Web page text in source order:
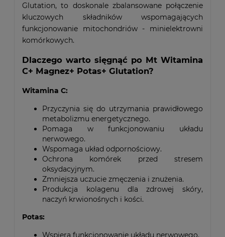
Glutation, to doskonale zbalansowane połączenie
kluczowych składników wspomagających
funkcjonowanie mitochondriów - minielektrowni
komórkowych.
Dlaczego warto sięgnąć po Mt Witamina
C+ Magnez+ Potas+ Glutation?
Witamina C:
Przyczynia się do utrzymania prawidłowego
metabolizmu energetycznego.
Pomaga w funkcjonowaniu układu
nerwowego.
Wspomaga układ odpornościowy.
Ochrona komórek przed stresem
oksydacyjnym.
Zmniejsza uczucie zmęczenia i znużenia.
Produkcja kolagenu dla zdrowej skóry,
naczyń krwionośnych i kości.
Potas:
Wspiera funkcjonowanie układu nerwowego.